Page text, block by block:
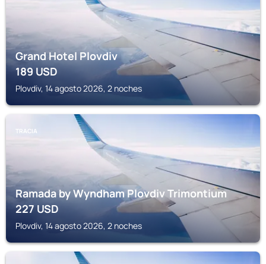
Grand Hotel Plovdiv
189USD
Plovdiv, 14 agosto 2026, 2 noches
TRACIA
Ramada by Wyndham Plovdiv Trimontium
227USD
Plovdiv, 14 agosto 2026, 2 noches